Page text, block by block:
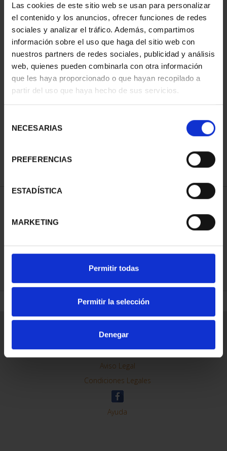
Las cookies de este sitio web se usan para personalizar
el contenido y los anuncios, ofrecer funciones de redes
sociales y analizar el tráfico. Además, compartimos
información sobre el uso que haga del sitio web con
nuestros partners de redes sociales, publicidad y análisis
web, quienes pueden combinarla con otra información
que les haya proporcionado o que hayan recopilado a
partir del uso que haya hecho de sus servicios.
NECESARIAS
PREFERENCIAS
ESTADÍSTICA
MARKETING
Permitir todas
Permitir la selección
Denegar
140,00 €
REFINAR
Contacto
Preguntas Frequentes (FAQs)
Aviso Legal
Condiciones Legales
Ayuda